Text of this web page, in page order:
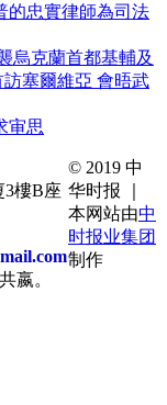
的忠實律師為司法
烏克蘭首都基輔及
塞爾維亞 會晤武
审思
3樓B座
嬴。
© 2019 中
华时报 ｜
本网站由中
时报业集团
制作